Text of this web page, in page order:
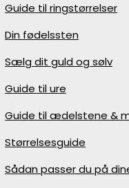
Guide til ringstørrelser
Din fødelssten
Sælg dit guld og sølv
Guide til ure
Guide til ædelstene &
Størrelsesguide
Sådan passer du på